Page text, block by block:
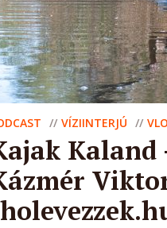
VÍZIINTERJÚ
Kaland